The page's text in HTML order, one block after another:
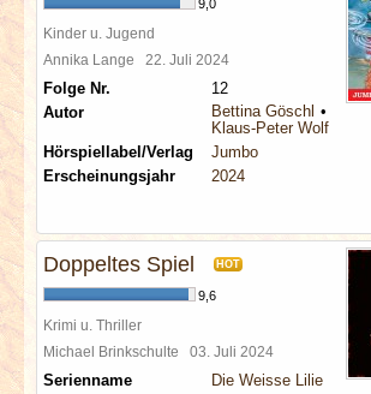
9,0
Kinder u. Jugend
Annika Lange 22. Juli 2024
Folge Nr.
12
Autor
Bettina Göschl
Klaus-Peter Wolf
Hörspiellabel/Verlag
Jumbo
Erscheinungsjahr
2024
Doppeltes Spiel HOT
9,6
Krimi u. Thriller
Michael Brinkschulte 03. Juli 2024
Serienname
Die Weisse Lilie